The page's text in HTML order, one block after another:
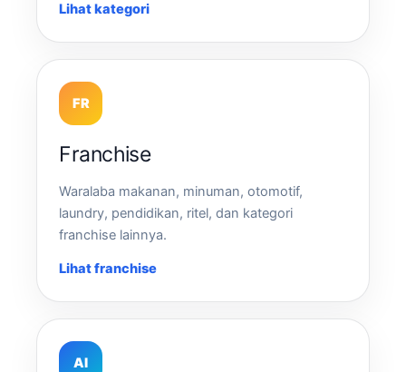
Lihat kategori
FR
Franchise
Waralaba makanan, minuman, otomotif,
laundry, pendidikan, ritel, dan kategori
franchise lainnya.
Lihat franchise
AI